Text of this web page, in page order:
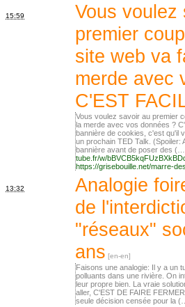
15:59
Vous voulez
premier
site web va
merde avec
C'EST
Vous voulez savoir au premier
la merde avec vos données ?
bannière de cookies, c'est qu'il
un prochain TED Talk. (Spoiler:
bannière avant de poser des
tube.fr/w/
https://grisebouille.net/marre-
13:32
Analogie
de
"réseaux"
ans
Faisons une analogie: Il y a un
polluants dans une rivière. On
leur propre bien. La vraie
aller, C'EST DE FAIRE
seule décision censée pour la